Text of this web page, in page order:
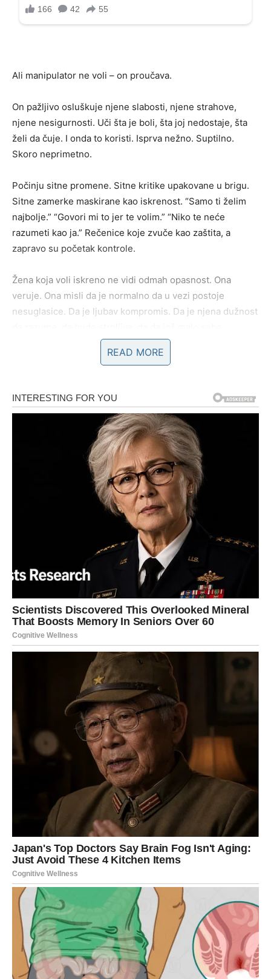
Ali manipulator ne voli – on proučava.
On pažljivo osluškuje njene slabosti, njene strahove,
njene nesigurnosti. Uči šta je boli, šta joj nedostaje, šta
želi da čuje. I onda to koristi. Isprva nežno. Suptilno.
Skoro neprimetno.
Počinju sitne promene. Sitne kritike upakovane u brigu.
Sitne zamerke maskirane kao iskrenost. “Samo ti želim
najbolje.” “Govori mi to jer te volim.” “Niko te neće
razumeti kao ja.” Rečenice koje zvuče kao zaštita, a
zapravo su početak kontrole.
Žena koja voli iskreno ne vidi odmah opasnost. Ona
veruje. Ona misli da je normalno da u vezi postoje
nesuglasice. Da je ljubav kompromis. Da je njena dužnost
Manipulator polako menja pravila igre. Danas je topao,
počinje da se pita šta je pogrešila. Trudi se više. Daje
više. Popravlja stvari koje nisu bile pokvarene. Preuzima
krivicu za probleme koje nije stvorila.
I tu leži njegova moć – u njenoj potrebi da sačuva odnos.
On nikada nije potpuno loš. To je ono što zbunjuje. Posle
svake hladnoće dolazi toplina. Posle svake uvrede –
izvinjenje. Posle svakog ignorisanja – intenzivna pažnja.
Emotivni tobogan koji stvara zavisnost. Ona počinje da
živi za dobre dane, zaboravljajući koliko loših je morala da
Manipulator zna da povremena nagrada stvara najjaču
vezanost. On zna kada da se povuče, a kada da se vrati.
Zna kada da ćuti, a kada da obeća. I svaki put kada se ona
spremi da ode, on je podseti na početak. Na ono što je
bilo. Na iluziju ljubavi.
Žena koja voli iskreno počinje da sumnja u sebe. Njeno
samopouzdanje slabi. Njene odluke postaju nesigurne.
Prijatelji primećuju promenu. Ona se povlači. Opravdava
ga. Brani ga. “Nije on takav.” “Samo prolazi kroz težak
period.” “Razumeću ga.”
Manipulator je naučio da je izolacija moć. Što manje
podrške ima, to je lakše zadržati kontrolu. On je ubeđuje
da su drugi protiv njihove veze. Da je niko ne razume kao
on. I polako, ona ostaje sama – sa njim.
Najopasniji trenutak nije prvi put kada je povredi.
Najopasniji je trenutak kada počne da veruje da je
zaslužila to ponašanje.
Tada manipulator pobedi.
Ali iskrena žena nije slaba. Ona je samo verovala u dobro.
Njena najveća snaga – empatija – postala je njena rana.
READ MORE